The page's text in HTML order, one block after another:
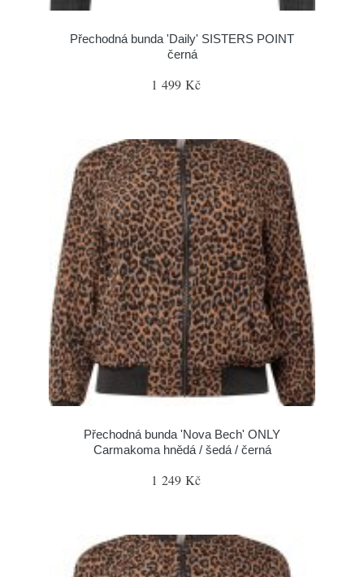
Přechodná bunda 'Daily' SISTERS POINT
černá
1 499 Kč
Přechodná bunda 'Nova Bech' ONLY
Carmakoma hnědá / šedá / černá
1 249 Kč